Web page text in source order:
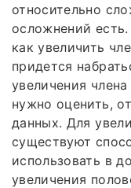
относительно
осложнений
как увеличить
придется
увеличения
нужно оценить,
данных. Для
существуют
использовать в
увеличения